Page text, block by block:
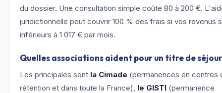
du dossier. Une consultation simple coûte 80 à 200 €.
juridictionnelle peut couvrir 100 % des frais si vos revenus
inférieurs à 1 017 € par mois.
Quelles associations aident pour un titre de
Les principales sont la Cimade (permanences en centres
rétention et dans toute la France), le GISTI (permanence